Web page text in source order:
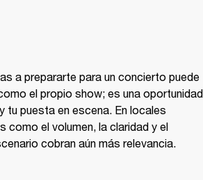
a prepararte para un concierto puede
el propio show; es una oportunidad
tu puesta en escena. En locales
como el volumen, la claridad y el
cobran aún más relevancia.